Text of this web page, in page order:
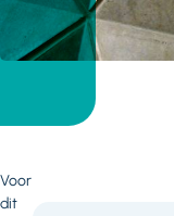
Voor
dit